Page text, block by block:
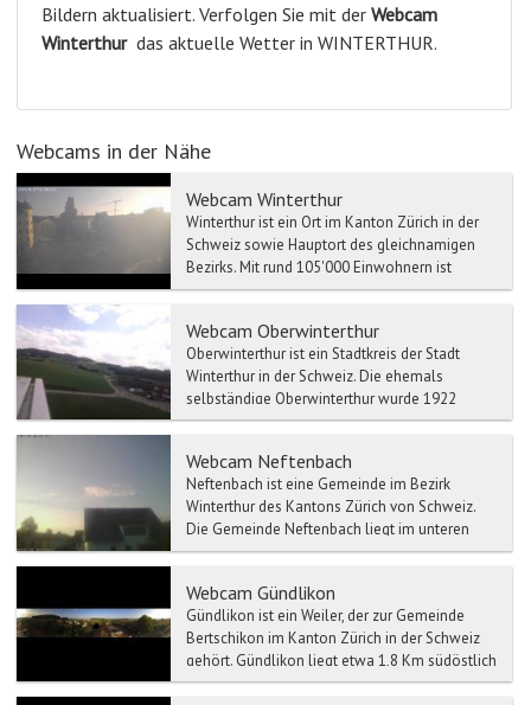
Bildern aktualisiert. Verfolgen Sie mit der Webcam
Winterthur das aktuelle Wetter in WINTERTHUR.
Webcams in der Nähe
Webcam Winterthur
Winterthur ist ein Ort im Kanton Zürich in der
Schweiz sowie Hauptort des gleichnamigen
Bezirks. Mit rund 105'000 Einwohnern ist
Winterthur die sec...
Webcam Oberwinterthur
Oberwinterthur ist ein Stadtkreis der Stadt
Winterthur in der Schweiz. Die ehemals
selbständige Oberwinterthur wurde 1922
eingemeindet und bildet d...
Webcam Neftenbach
Neftenbach ist eine Gemeinde im Bezirk
Winterthur des Kantons Zürich von Schweiz.
Die Gemeinde Neftenbach liegt im unteren
Tösstal, 19 Km Luftlinie...
Webcam Gündlikon
Gündlikon ist ein Weiler, der zur Gemeinde
Bertschikon im Kanton Zürich in der Schweiz
gehört. Gündlikon liegt etwa 1,8 Km südöstlich
des Dorfes Be...